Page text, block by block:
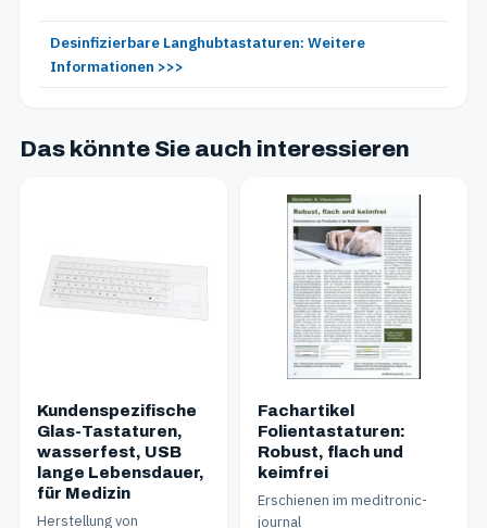
Desinfizierbare Langhubtastaturen: Weitere
Informationen >>>
Das könnte Sie auch interessieren
Kundenspezifische
Glas-Tastaturen,
wasserfest, USB
lange Lebensdauer,
für Medizin
Herstellung von
Fachartikel
Folientastaturen:
Robust, flach und
keimfrei
Erschienen im meditronic-
journal